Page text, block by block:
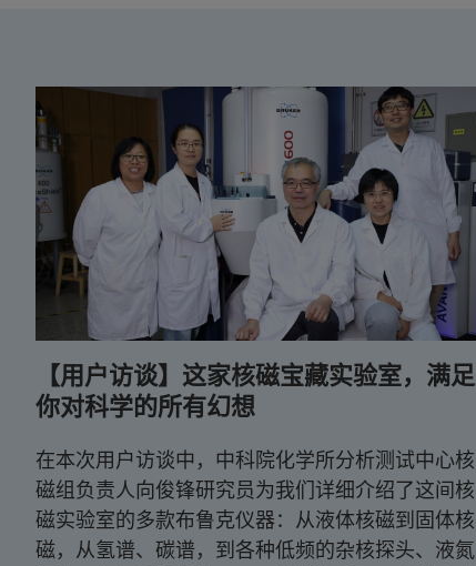
【用户访谈】这家核磁宝藏实验室，满足
你对科学的所有幻想
在本次用户访谈中，中科院化学所分析测试中心核
磁组负责人向俊锋研究员为我们详细介绍了这间核
磁实验室的多款布鲁克仪器：从液体核磁到固体核
磁，从氢谱、碳谱，到各种低频的杂核探头、液氮